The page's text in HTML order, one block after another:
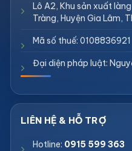
Lô A2, Khu sản xuất
Tràng, Huyện Gia Lâm,
Mã số thuế: 0108836921
Đại diện pháp luật:
Hotline: 0915 599 363